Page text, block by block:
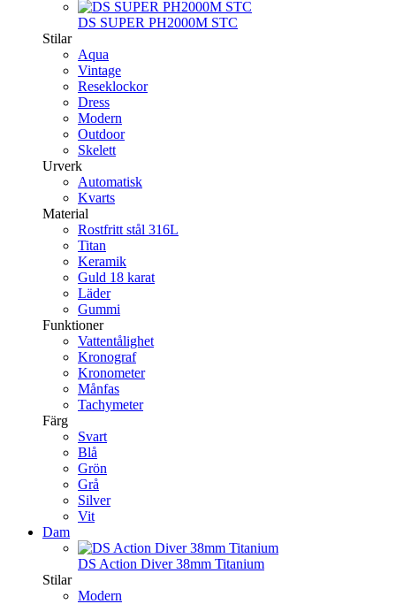
DS SUPER PH2000M STC
Stilar
Aqua
Vintage
Reseklockor
Dress
Modern
Outdoor
Skelett
Urverk
Automatisk
Kvarts
Material
Rostfritt stål 316L
Titan
Keramik
Guld 18 karat
Läder
Gummi
Funktioner
Vattentålighet
Kronograf
Kronometer
Månfas
Tachymeter
Färg
Svart
Blå
Grön
Grå
Silver
Vit
Dam
DS Action Diver 38mm Titanium
Stilar
Modern